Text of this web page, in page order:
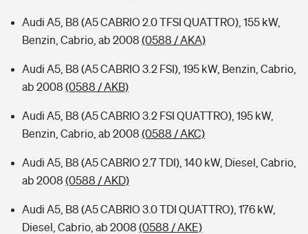
Audi A5, B8 (A5 CABRIO 2.0 TFSI QUATTRO), 155 kW,
Benzin, Cabrio, ab 2008 (0588 / AKA)
Audi A5, B8 (A5 CABRIO 3.2 FSI), 195 kW, Benzin, Cabrio,
ab 2008 (0588 / AKB)
Audi A5, B8 (A5 CABRIO 3.2 FSI QUATTRO), 195 kW,
Benzin, Cabrio, ab 2008 (0588 / AKC)
Audi A5, B8 (A5 CABRIO 2.7 TDI), 140 kW, Diesel, Cabrio,
ab 2008 (0588 / AKD)
Audi A5, B8 (A5 CABRIO 3.0 TDI QUATTRO), 176 kW,
Diesel, Cabrio, ab 2008 (0588 / AKE)